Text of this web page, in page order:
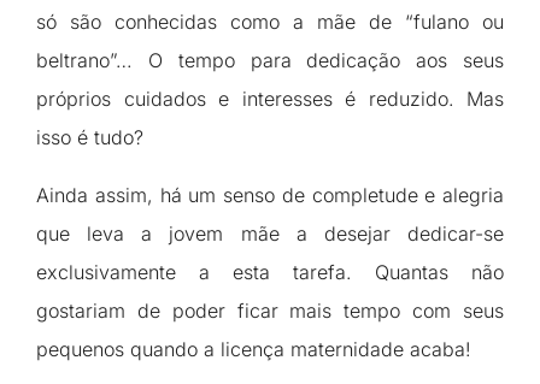
só são conhecidas como a mãe de “fulano ou
beltrano”… O tempo para dedicação aos seus
próprios cuidados e interesses é reduzido. Mas
isso é tudo?
Ainda assim, há um senso de completude e alegria
que leva a jovem mãe a desejar dedicar-se
exclusivamente a esta tarefa. Quantas não
gostariam de poder ficar mais tempo com seus
pequenos quando a licença maternidade acaba!